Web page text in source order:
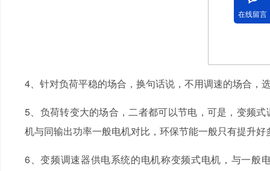
4、针对负荷平稳的场合，换句话说，不用调速的场合，
5、负荷转变大的场合，二者都可以节电，可是，变频
机与同输出功率一般电机对比，环保节能一般只有提升好
6、变频调速器供电系统的电机称变频式电机，与一般
在线留言